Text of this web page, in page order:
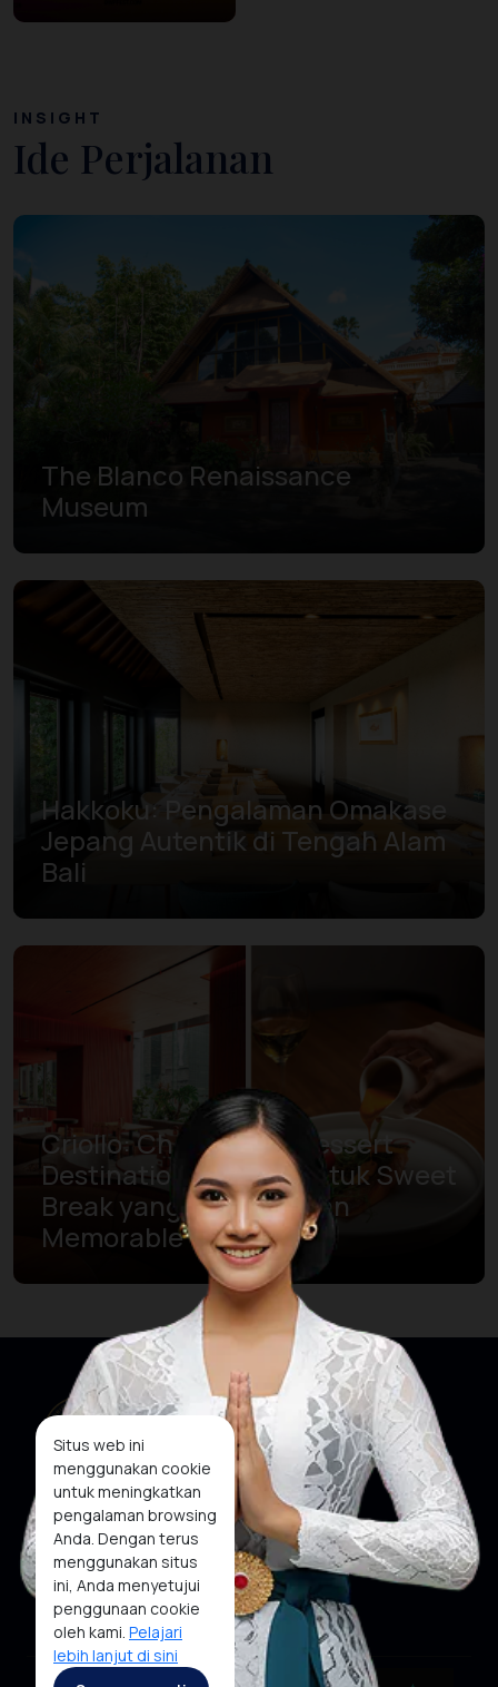
Situs web ini
menggunakan cookie
untuk meningkatkan
pengalaman browsing
Anda. Dengan terus
menggunakan situs
ini, Anda menyetujui
penggunaan cookie
oleh kami. Pelajari
lebih lanjut di sini
INSIGHT
Ide Perjalanan
The Blanco Renaissance
Museum
Hakkoku: Pengalaman Omakase
Jepang Autentik di Tengah Alam
Bali
Criollo: Chocolate & Dessert
Destination di Ubud untuk Sweet
Break yang Berkelas dan
Memorable
Situs Web Kami Media Sosial